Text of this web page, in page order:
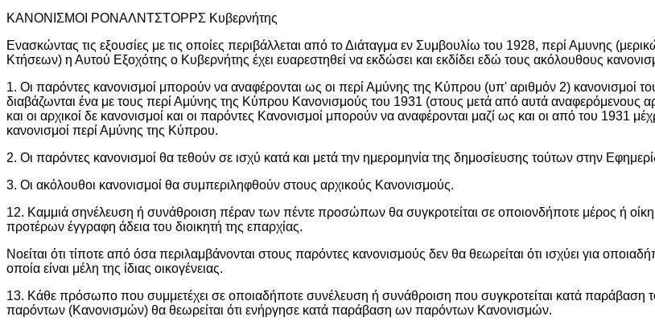
ΚΑΝΟΝΙΣΜΟΙ ΡΟΝΑΛΝΤΣΤΟΡΡΣ Κυβερνήτης
Ενασκώντας τις εξουσίες με τις οποίες περιβάλλεται από το Διάταγμα εν Συμβουλίω του 1928, περί Αμυνης
Κτήσεων) η Αυτού Εξοχότης ο Κυβερνήτης έχει ευαρεστηθεί να εκδώσει και εκδίδει εδώ τους ακόλουθους
1. Οι παρόντες κανονισμοί μπορούν να αναφέρονται ως οι περί Αμύνης της Κύπρου (υπ' αριθμόν 2) κανονισμοί
διαβάζωνται ένα με τους περί Αμύνης της Κύπρου Κανονισμούς του 1931 (στους μετά από αυτά αναφερόμενους
και οι αρχικοί δε κανονισμοί και οι παρόντες Κανονισμοί μπορούν να αναφέρονται μαζί ως και οι από του 1931
κανονισμοί περί Αμύνης της Κύπρου.
2. Οι παρόντες κανονισμοί θα τεθούν σε ισχύ κατά και μετά την ημερομηνία της δημοσίευσης τούτων στην
3. Οι ακόλουθοι κανονισμοί θα συμπεριληφθούν στους αρχικούς Κανονισμούς.
12. Καμμιά σηνέλευση ή συνάθροιση πέραν των πέντε προσώπων θα συγκροτείται σε οποιονδήποτε μέρος ή
προτέρων έγγραφη άδεια του διοικητή της επαρχίας.
Νοείται ότι τίποτε από όσα περιλαμβάνονται στους παρόντες κανονισμούς δεν θα θεωρείται ότι ισχύει για
οποία είναι μέλη της ίδιας οικογένειας.
13. Κάθε πρόσωπο που συμμετέχει σε οποιαδήποτε συνέλευση ή συνάθροιση που συγκροτείται κατά παράβαση
παρόντων (Κανονισμών) θα θεωρείται ότι ενήργησε κατά παράβαση ων παρόντων Κανονισμών.